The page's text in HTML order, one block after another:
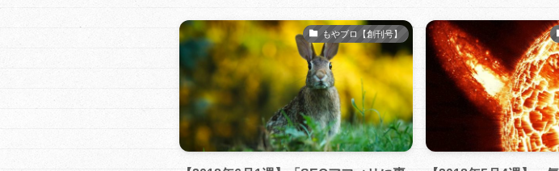
もやブロ【創刊号】